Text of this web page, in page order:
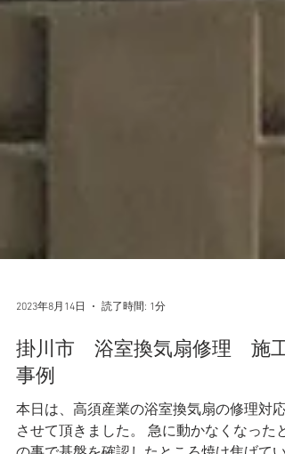
2023年8月14日 読了時間: 1分
掛川市 浴室換気扇修理 施工
事例